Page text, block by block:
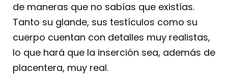
de maneras que no sabías que existías.
Tanto su glande, sus testículos como su
cuerpo cuentan con detalles muy realistas,
lo que hará que la inserción sea, además de
placentera, muy real.